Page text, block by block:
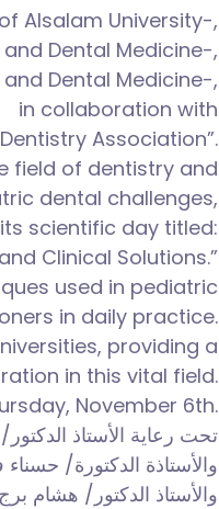
Alsalam University-,
Dental Medicine-,
Dental Medicine-,
in collaboration with
Association”.
field of dentistry and
dental challenges,
scientific day titled:
Clinical Solutions.”
used in pediatric
in daily practice.
providing a
in this vital field.
November 6th.
تحت رعاية الأستاذ
والأستاذة الدكتورة/
والأستاذ الدكتور/ هشام